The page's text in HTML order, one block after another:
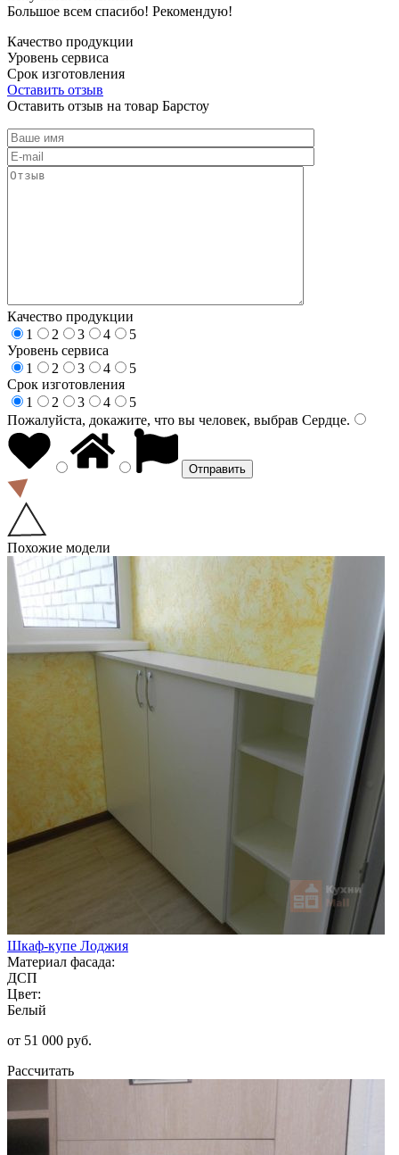
Большое всем спасибо! Рекомендую!
Качество продукции
Уровень сервиса
Срок изготовления
Оставить отзыв
Оставить отзыв на товар Барстоу
Качество продукции
1
2 3 4
5
Уровень сервиса
1
2 3 4
5
Срок изготовления
1
2 3 4
5
Пожалуйста, докажите, что вы человек, выбрав Сердце.
Похожие модели
Шкаф-купе Лоджия
Материал фасада:
ДСП
Цвет:
Белый
от 51 000 руб.
Рассчитать